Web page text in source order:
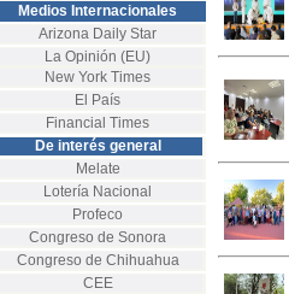
Medios Internacionales
Arizona Daily Star
La Opinión (EU)
New York Times
El País
Financial Times
De interés general
Melate
Lotería Nacional
Profeco
Congreso de Sonora
Congreso de Chihuahua
CEE